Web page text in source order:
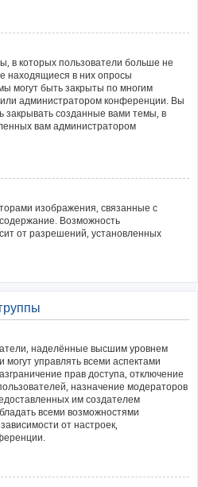
в которых пользователи больше не
находящиеся в них опросы
могут быть закрыты по многим
администратором конференции. Вы
закрывать созданные вами темы, в
вам администратором
изображения, связанные с
Возможность
от разрешений, установленных
наделённые высшим уровнем
управлять всеми аспектами
прав доступа, отключение
назначение модераторов
им создателем
всеми возможностями
от настроек,